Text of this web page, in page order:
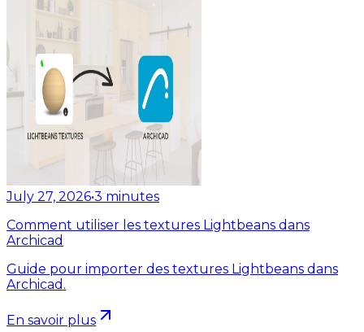
July 27, 2026•3 minutes
Comment utiliser les textures Lightbeans dans
Archicad
Guide pour importer des textures Lightbeans dans
Archicad.
En savoir plus